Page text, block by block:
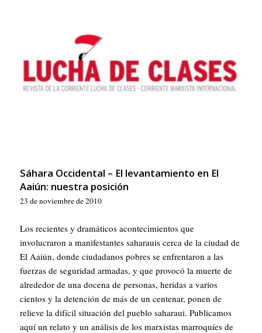
Sáhara Occidental – El levantamiento en El
Aaiún: nuestra posición
23 de noviembre de 2010
Los recientes y dramáticos acontecimientos que
involucraron a manifestantes saharauis cerca de la ciudad de
El Aaiún, donde ciudadanos pobres se enfrentaron a las
fuerzas de seguridad armadas, y que provocó la muerte de
alrededor de una docena de personas, heridas a varios
cientos y la detención de más de un centenar, ponen de
relieve la difícil situación del pueblo saharaui. Publicamos
aquí un relato y un análisis de los marxistas marroquíes de